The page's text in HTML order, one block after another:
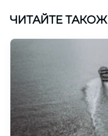
ЧИТАЙТЕ ТАКОЖ